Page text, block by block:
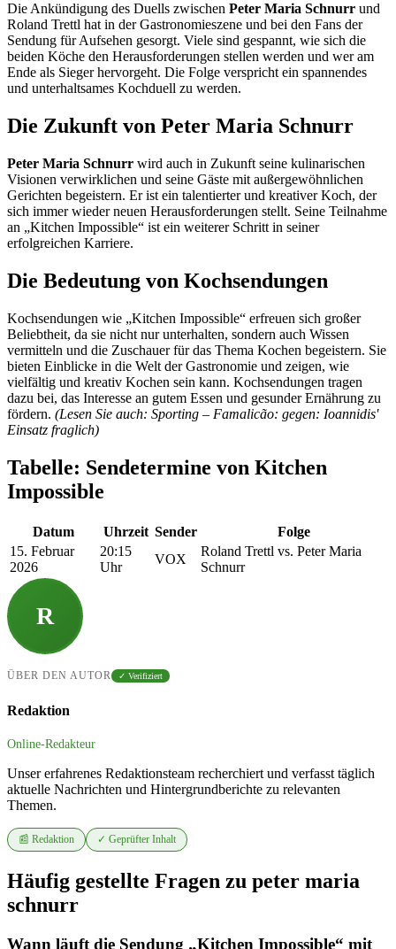
Die Ankündigung des Duells zwischen Peter Maria Schnurr und
Roland Trettl hat in der Gastronomieszene und bei den Fans der
Sendung für Aufsehen gesorgt. Viele sind gespannt, wie sich die
beiden Köche den Herausforderungen stellen werden und wer am
Ende als Sieger hervorgeht. Die Folge verspricht ein spannendes
und unterhaltsames Kochduell zu werden.
Die Zukunft von Peter Maria Schnurr
Peter Maria Schnurr wird auch in Zukunft seine kulinarischen
Visionen verwirklichen und seine Gäste mit außergewöhnlichen
Gerichten begeistern. Er ist ein talentierter und kreativer Koch, der
sich immer wieder neuen Herausforderungen stellt. Seine Teilnahme
an „Kitchen Impossible“ ist ein weiterer Schritt in seiner
erfolgreichen Karriere.
Die Bedeutung von Kochsendungen
Kochsendungen wie „Kitchen Impossible“ erfreuen sich großer
Beliebtheit, da sie nicht nur unterhalten, sondern auch Wissen
vermitteln und die Zuschauer für das Thema Kochen begeistern. Sie
bieten Einblicke in die Welt der Gastronomie und zeigen, wie
vielfältig und kreativ Kochen sein kann. Kochsendungen tragen
dazu bei, das Interesse an gutem Essen und gesunder Ernährung zu
fördern. (Lesen Sie auch: Sporting – Famalicão: gegen: Ioannidis'
Einsatz fraglich)
Tabelle: Sendetermine von Kitchen
Impossible
Datum Uhrzeit Sender
Folge
15. Februar
2026
20:15
Uhr
VOX
Roland Trettl vs. Peter Maria
Schnurr
R
ÜBER DEN AUTOR ✓ Verifiziert
Redaktion
Online-Redakteur
Unser erfahrenes Redaktionsteam recherchiert und verfasst täglich
aktuelle Nachrichten und Hintergrundberichte zu relevanten
Themen.
📰 Redaktion ✓ Geprüfter Inhalt
Häufig gestellte Fragen zu peter maria
schnurr
Wann läuft die Sendung „Kitchen Impossible“ mit